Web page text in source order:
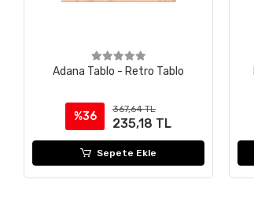
Adana Tablo - Retro Tablo
%36
367,64 TL
235,18 TL
Sepete Ekle